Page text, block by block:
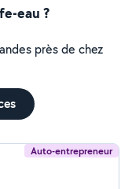
eau ?
près de chez
Auto-entrepreneur